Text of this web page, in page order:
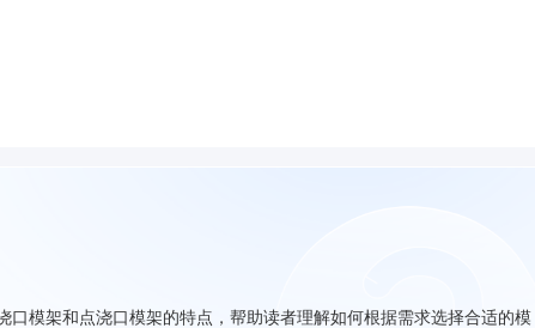
模架和点浇口模架的特点，帮助读者理解如何根据需求选择合适的模